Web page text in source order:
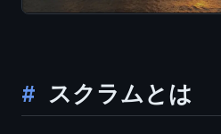
スクラムとは